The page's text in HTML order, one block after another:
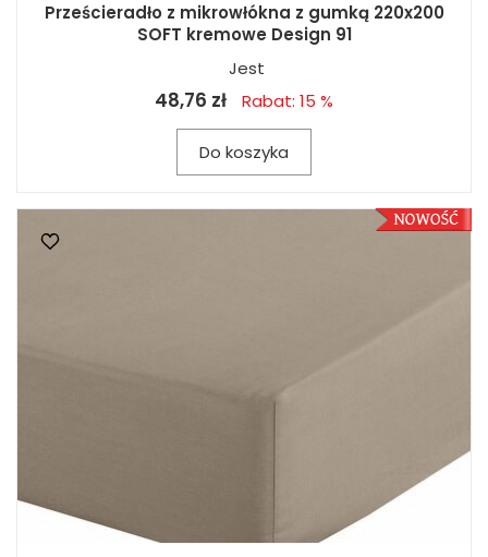
Prześcieradło z mikrowłókna z gumką 220x200
SOFT kremowe Design 91
Jest
48,76 zł Rabat: 15 %
Do koszyka